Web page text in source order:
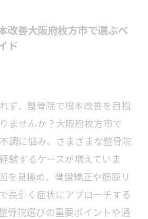
改善大阪府枚方市で選ぶべ
ド
ず、整骨院で根本改善を目指
ませんか？大阪府枚方市で
調に悩み、さまざまな整骨院
験するケースが増えていま
を見極め、骨盤矯正や筋膜リ
長引く症状にアプローチする
骨院選びの重要ポイントや通